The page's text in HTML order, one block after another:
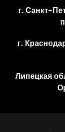
г. Санкт-
г.
Липецкая